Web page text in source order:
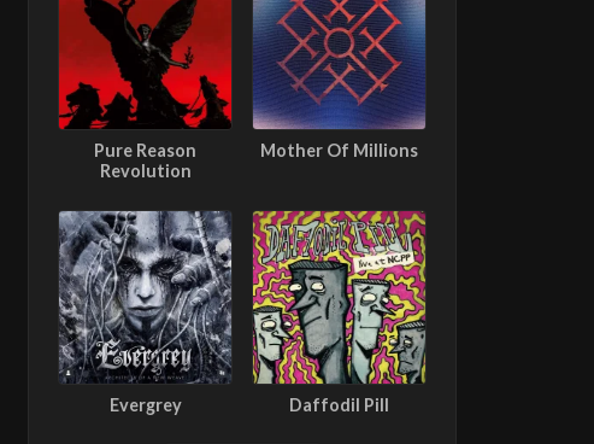
Pure Reason
Revolution
Mother Of Millions
Evergrey Daffodil Pill